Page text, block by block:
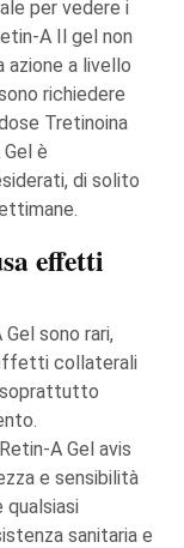
per vedere i
A Il gel non
azione a livello
richiedere
Tretinoina
è
di solito
effetti
sono rari,
collaterali
soprattutto
A Gel avis
e sensibilità
qualsiasi
sanitaria e